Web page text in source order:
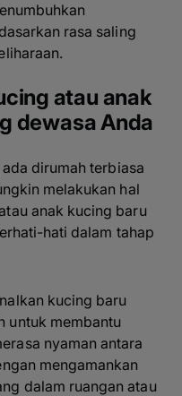
rasa saling
atau anak
dewasa Anda
dirumah terbiasa
melakukan hal
anak kucing baru
hati dalam tahap
kucing baru
untuk membantu
nyaman antara
mengamankan
dalam ruangan atau